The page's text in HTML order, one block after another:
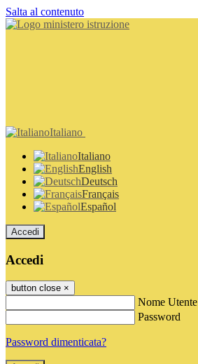
Salta al contenuto
Italiano
Italiano
English
Deutsch
Français
Español
Accedi
Accedi
button close ×
Nome Utente
Password
Password dimenticata?